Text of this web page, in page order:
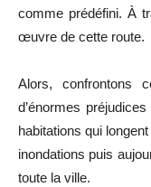
comme prédéfini. À
œuvre de cette route.
Alors, confrontons
d’énormes
habitations qui
inondations puis
toute la ville.